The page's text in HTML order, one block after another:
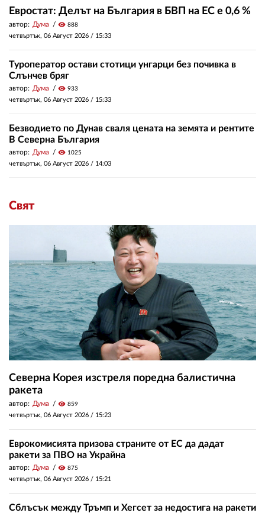
Евростат: Делът на България в БВП на ЕС е 0,6 %
автор: Дума visibility 888
четвъртък, 06 Август 2026 / 15:33
Туроператор остави стотици унгарци без почивка в
Слънчев бряг
автор: Дума visibility 933
четвъртък, 06 Август 2026 / 15:33
Безводието по Дунав сваля цената на земята и рентите
В Северна България
автор: Дума visibility 1025
четвъртък, 06 Август 2026 / 14:03
Свят
Северна Корея изстреля поредна балистична
ракета
автор: Дума visibility 859
четвъртък, 06 Август 2026 / 15:23
Еврокомисията призова страните от ЕС да дадат
ракети за ПВО на Украйна
автор: Дума visibility 875
четвъртък, 06 Август 2026 / 15:21
Сблъсък между Тръмп и Хегсет за недостига на ракети